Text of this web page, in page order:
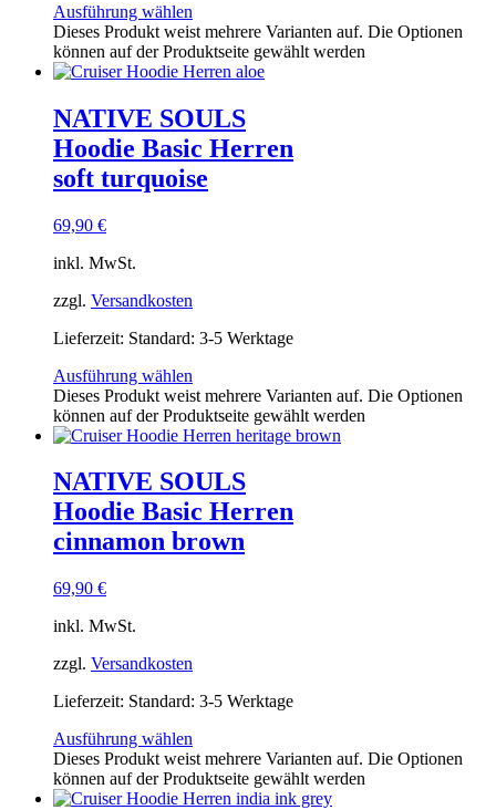
Ausführung wählen
Dieses Produkt weist mehrere Varianten auf. Die Optionen
können auf der Produktseite gewählt werden
NATIVE SOULS
Hoodie Basic Herren
soft turquoise
69,90 €
inkl. MwSt.
zzgl. Versandkosten
Lieferzeit: Standard: 3-5 Werktage
Ausführung wählen
Dieses Produkt weist mehrere Varianten auf. Die Optionen
können auf der Produktseite gewählt werden
NATIVE SOULS
Hoodie Basic Herren
cinnamon brown
69,90 €
inkl. MwSt.
zzgl. Versandkosten
Lieferzeit: Standard: 3-5 Werktage
Ausführung wählen
Dieses Produkt weist mehrere Varianten auf. Die Optionen
können auf der Produktseite gewählt werden